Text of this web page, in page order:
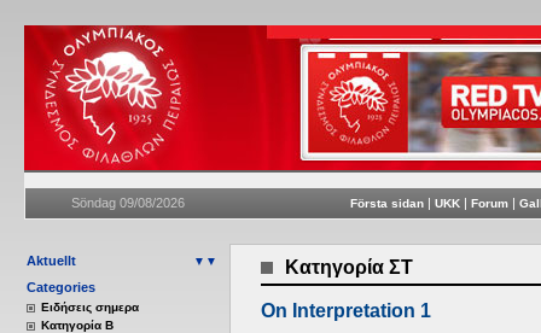
Söndag 09/08/2026 Första sidan | UKK | Forum |
▼▼
Aktuellt
Categories
Eιδήσεις σημερα
Κατηγορία Β
Κατηγορία ΣΤ
On Interpretation 1